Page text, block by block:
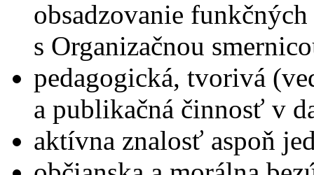
obsadzovanie
s Organizačnou
pedagogická, tvorivá
a publikačná činnosť v
aktívna znalosť aspoň